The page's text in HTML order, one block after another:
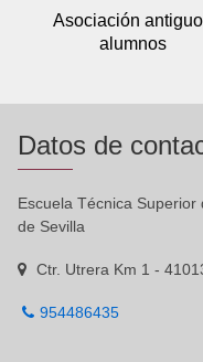
Asociación
alumnos
Datos de
Escuela Técnica
de Sevilla
Ctr. Utrera Km 1 -
954486435